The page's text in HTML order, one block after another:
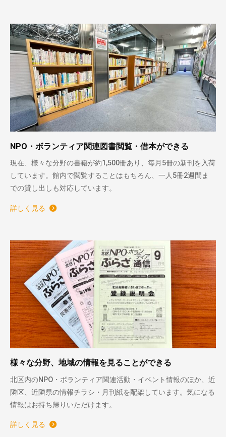
NPO・ボランティア関連図書閲覧・借本ができる
現在、様々な分野の書籍が約1,500冊あり、毎月5冊の新刊を入荷
しています。館内で閲覧することはもちろん、一人5冊2週間ま
での貸し出しも対応しています。
詳しく見る
様々な分野、地域の情報を見ることができる
北区内のNPO・ボランティア関連活動・イベント情報のほか、近
隣区、近隣県の情報チラシ・月刊紙を配架しています。気になる
情報はお持ち帰りいただけます。
詳しく見る